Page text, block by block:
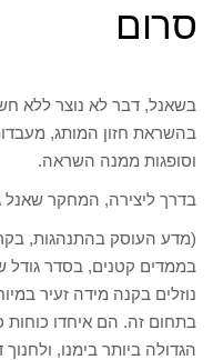
סרום
בשאנל, דבר לא נוצר ללא
בהשראת חזון המותג,
וסופגות ממנה השראה.
בדרך ליצירה, המחקר שאנל
(מדע העוסק בהתנהגות,
בממדים קטנים, בסדר גודל
נוזלים בקנה מידה זעיר
בתחום זה. הם איחדו
הגדולה ביותר בימנו,